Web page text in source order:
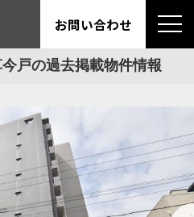
お問い合わせ
戸の過去掲載物件情報